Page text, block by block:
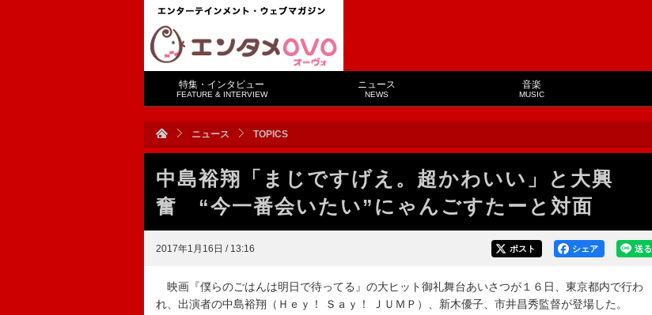
特集・インタビュー
FEATURE & INTERVIEW
ニュース
NEWS
音楽
MUSIC
ニュース TOPICS
中島裕翔「まじですげえ。超かわいい」と大興
奮 “今一番会いたい”にゃんごすたーと対面
2017年1月16日 / 13:16 送る
シェア
ポスト
映画『僕らのごはんは明日で待ってる』の大ヒット御礼舞台あいさつが１６日、東京都内で行わ
れ、出演者の中島裕翔（Ｈｅｙ！ Ｓａｙ！ ＪＵＭＰ）、新木優子、市井昌秀監督が登場した。